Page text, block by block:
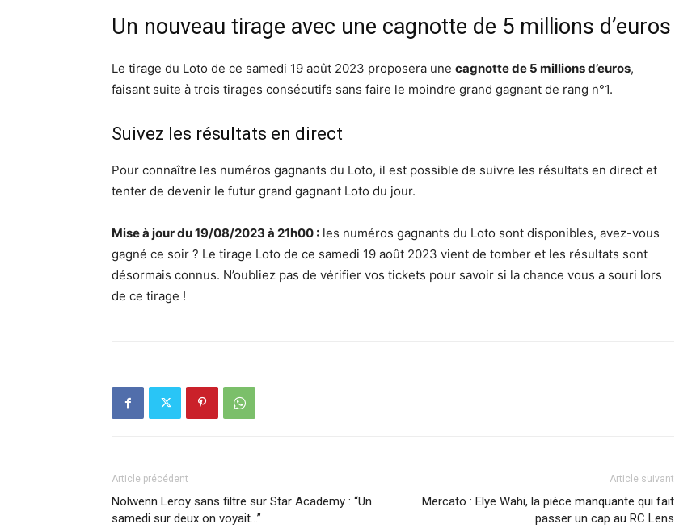
Un nouveau tirage avec une cagnotte de 5 millions d’euros
Le tirage du Loto de ce samedi 19 août 2023 proposera une cagnotte de 5 millions d’euros,
faisant suite à trois tirages consécutifs sans faire le moindre grand gagnant de rang n°1.
Suivez les résultats en direct
Pour connaître les numéros gagnants du Loto, il est possible de suivre les résultats en direct et
tenter de devenir le futur grand gagnant Loto du jour.
Mise à jour du 19/08/2023 à 21h00 : les numéros gagnants du Loto sont disponibles, avez-vous
gagné ce soir ? Le tirage Loto de ce samedi 19 août 2023 vient de tomber et les résultats sont
désormais connus. N’oubliez pas de vérifier vos tickets pour savoir si la chance vous a souri lors
de ce tirage !
Article précédent
Nolwenn Leroy sans filtre sur Star Academy : “Un
samedi sur deux on voyait…”
Article suivant
Mercato : Elye Wahi, la pièce manquante qui fait
passer un cap au RC Lens